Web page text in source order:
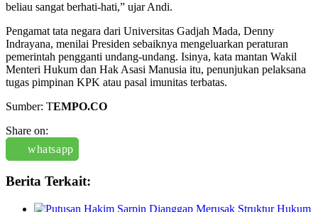
beliau sangat berhati-hati,” ujar Andi.
Pengamat tata negara dari Universitas Gadjah Mada, Denny
Indrayana, menilai Presiden sebaiknya mengeluarkan peraturan
pemerintah pengganti undang-undang. Isinya, kata mantan Wakil
Menteri Hukum dan Hak Asasi Manusia itu, penunjukan pelaksana
tugas pimpinan KPK atau pasal imunitas terbatas.
Sumber: TEMPO.CO
Share on:
whatsapp
Berita Terkait: